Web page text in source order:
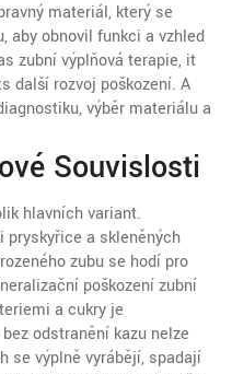
materiál, který se
aby obnovil funkci a vzhled
zubní výplňová terapie, it
další rozvoj poškození. A
výběr materiálu a
Souvislosti
hlavních variant.
pryskyřice a skleněných
zubu se hodí pro
poškození zubní
a cukry je
odstranění kazu nelze
se výplně vyrábějí, spadají